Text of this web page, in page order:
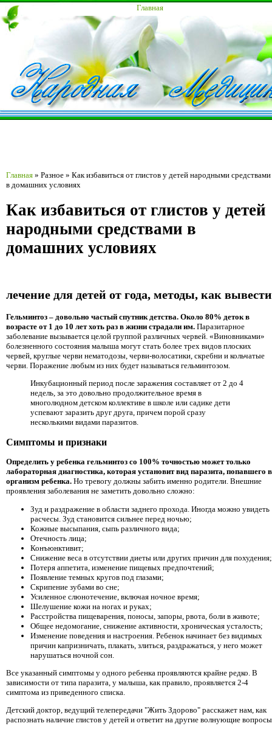
Главная
Главная » Разное » Как избавиться от глистов у детей народными средствами
в домашних условиях
Как избавиться от глистов у детей
народными средствами в
домашних условиях
лечение для детей от года, методы, как вывести
Гельминтоз – довольно частый спутник детства. Около 80% деток в
возрасте от 1 до 10 лет хоть раз в жизни страдали им. Паразитарное
заболевание вызывается целой группой различных червей. «Виновниками»
болезненного состояния малыша могут стать более трех видов плоских
червей, круглые черви нематодозы, черви-волосатики, скребни и кольчатые
черви. Поражение любым из них будет называться гельминтозом.
Инкубационный период после заражения составляет от 2 до 4
недель, за это довольно продолжительное время в
многолюдном детском коллективе в школе или садике дети
успевают заразить друг друга, причем порой сразу
несколькими видами паразитов.
Симптомы и признаки
Определить у ребенка гельминтоз со 100% точностью может только
лабораторная диагностика, которая установит вид паразита, попавшего в
организм ребенка. Но тревогу должны забить именно родители. Внешние
проявления заболевания не заметить довольно сложно:
Зуд и раздражение в области заднего прохода. Иногда можно увидеть
расчесы. Зуд становится сильнее перед ночью;
Кожные высыпания, сыпь различного вида;
Отечность лица;
Конъюнктивит;
Снижение веса в отсутствии диеты или других причин для похудения;
Потеря аппетита, изменение пищевых предпочтений;
Появление темных кругов под глазами;
Скрипение зубами во сне;
Усиленное слюнотечение, включая ночное время;
Шелушение кожи на ногах и руках;
Расстройства пищеварения, поносы, запоры, рвота, боли в животе;
Общее недомогание, снижение активности, хроническая усталость;
Изменение поведения и настроения. Ребенок начинает без видимых
причин капризничать, плакать, злиться, раздражаться, у него может
нарушаться ночной сон.
Все указанный симптомы у одного ребенка проявляются крайне редко. В
зависимости от типа паразита, у малыша, как правило, проявляется 2-4
симптома из приведенного списка.
Детский доктор, ведущий телепередачи "Жить Здорово" расскажет нам, как
распознать наличие глистов у детей и ответит на другие волнующие